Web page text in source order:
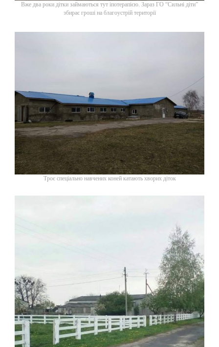
Вже два роки дітки займаються тут іпотерапією. Зараз ГО “Сильні діти”
збирає гроші на благоустрій території
Троє спеціально навчених коней катають хворих діток